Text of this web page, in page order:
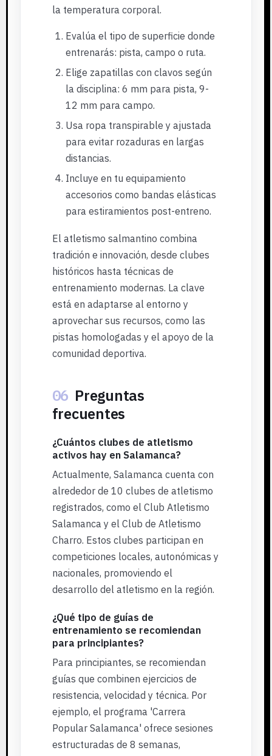
la temperatura corporal.
Evalúa el tipo de superficie donde
entrenarás: pista, campo o ruta.
Elige zapatillas con clavos según
la disciplina: 6 mm para pista, 9-
12 mm para campo.
Usa ropa transpirable y ajustada
para evitar rozaduras en largas
distancias.
Incluye en tu equipamiento
accesorios como bandas elásticas
para estiramientos post-entreno.
El atletismo salmantino combina
tradición e innovación, desde clubes
históricos hasta técnicas de
entrenamiento modernas. La clave
está en adaptarse al entorno y
aprovechar sus recursos, como las
pistas homologadas y el apoyo de la
comunidad deportiva.
06 Preguntas
frecuentes
¿Cuántos clubes de atletismo
activos hay en Salamanca?
Actualmente, Salamanca cuenta con
alrededor de 10 clubes de atletismo
registrados, como el Club Atletismo
Salamanca y el Club de Atletismo
Charro. Estos clubes participan en
competiciones locales, autonómicas y
nacionales, promoviendo el
desarrollo del atletismo en la región.
¿Qué tipo de guías de
entrenamiento se recomiendan
para principiantes?
Para principiantes, se recomiendan
guías que combinen ejercicios de
resistencia, velocidad y técnica. Por
ejemplo, el programa 'Carrera
Popular Salamanca' ofrece sesiones
estructuradas de 8 semanas,